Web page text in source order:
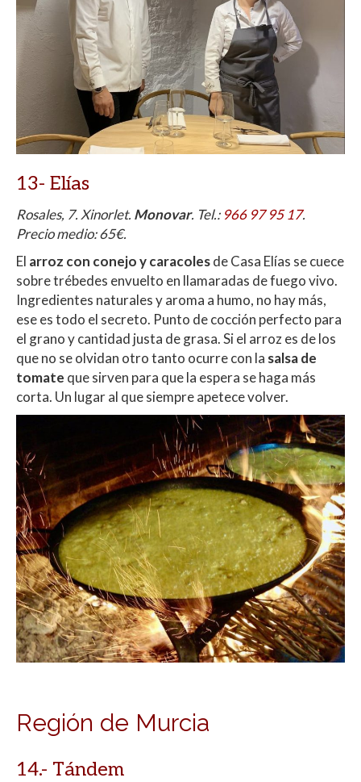
13- Elías
Rosales, 7. Xinorlet. Monovar. Tel.: 966 97 95 17.
Precio medio: 65€.
El arroz con conejo y caracolesde Casa Elías se cuece
sobre trébedes envuelto en llamaradas de fuego vivo.
Ingredientes naturales y aroma a humo, no hay más,
ese es todo el secreto. Punto de cocción perfecto para
el grano y cantidad justa de grasa. Si el arroz es de los
que no se olvidan otro tanto ocurre con la salsa de
tomate que sirven para que la espera se haga más
corta. Un lugar al que siempre apetece volver.
Región de Murcia
14.- Tándem